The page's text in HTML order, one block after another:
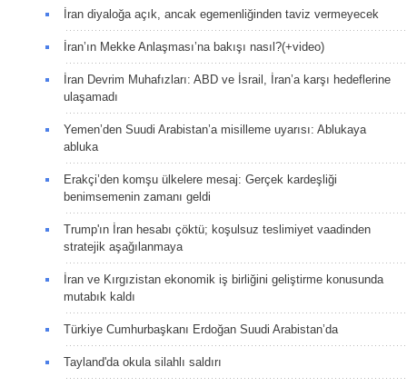
İran diyaloğa açık, ancak egemenliğinden taviz vermeyecek
İran’ın Mekke Anlaşması’na bakışı nasıl?(+video)
İran Devrim Muhafızları: ABD ve İsrail, İran’a karşı hedeflerine
ulaşamadı
Yemen’den Suudi Arabistan’a misilleme uyarısı: Ablukaya
abluka
Erakçi’den komşu ülkelere mesaj: Gerçek kardeşliği
benimsemenin zamanı geldi
Trump'ın İran hesabı çöktü; koşulsuz teslimiyet vaadinden
stratejik aşağılanmaya
İran ve Kırgızistan ekonomik iş birliğini geliştirme konusunda
mutabık kaldı
Türkiye Cumhurbaşkanı Erdoğan Suudi Arabistan’da
Tayland'da okula silahlı saldırı